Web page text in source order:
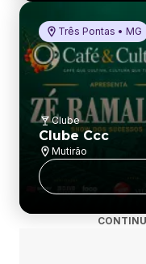
Três Pontas • MG
Clube
Clube Ccc
Mutirão